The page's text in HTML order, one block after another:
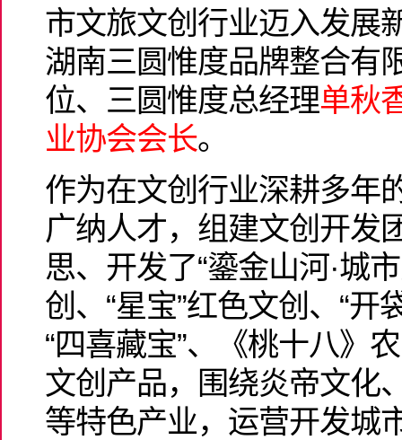
市文旅文创行业迈入发展
湖南三圆惟度品牌整合有
位、三圆惟度总经理单秋
业协会会长。
作为在文创行业深耕多年
广纳人才，组建文创开发
思、开发了“鎏金山河·城
创、“星宝”红色文创、“开
“四喜藏宝”、《桃十八》
文创产品，围绕炎帝文化
等特色产业，运营开发城